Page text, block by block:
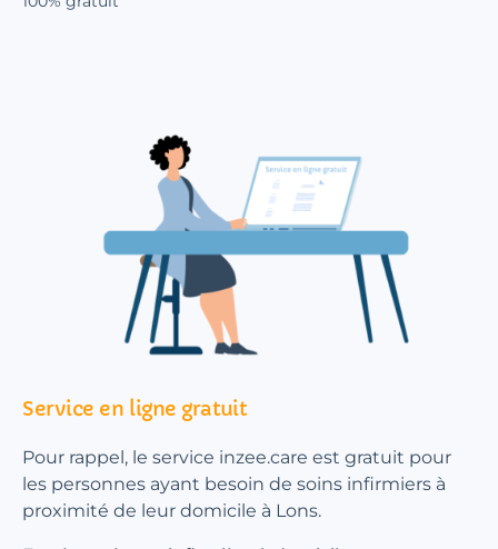
Service en ligne gratuit
Pour rappel, le service inzee.care est gratuit pour
les personnes ayant besoin de soins infirmiers à
proximité de leur domicile à Lons.